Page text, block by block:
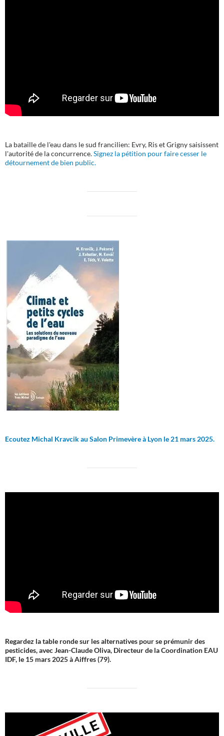
La bataille de l'eau dans le sud francilien: Evry, Ris et Grigny saisissent
l'autorité de la concurrence.Signez la pétition pour faire cesser le
détournement de bien public.
Ecoutez Michal Kravcik au Salon Primevère à Lyon le 21 mars 2025.
Regardez la table ronde sur les alternatives pour se prémunir des
pesticides, avec Jean-Claude Oliva, Directeur de la Coordination EAU
IDF, le 15 mars 2025 à Aiffres (79).